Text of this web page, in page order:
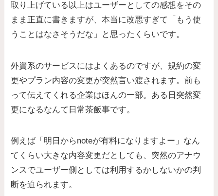
取り上げている以上はユーザーとしての感想をその
まま正直に書きますが、本当に改悪すぎて「もう使
うことはなさそうだな」と思ったくらいです。
外資系のサービスにはよくあるのですが、規約の変
更やプラン内容の変更が突然言い渡されます。前も
って伝えてくれる企業はほんの一部。ある日突然変
更になるなんて日常茶飯事です。
例えば「明日からnoteが有料になりますよー」なん
てくらい大きな内容変更だとしても、突然のアナウ
ンスでユーザー側としては利用するかしないかの判
断を迫られます。